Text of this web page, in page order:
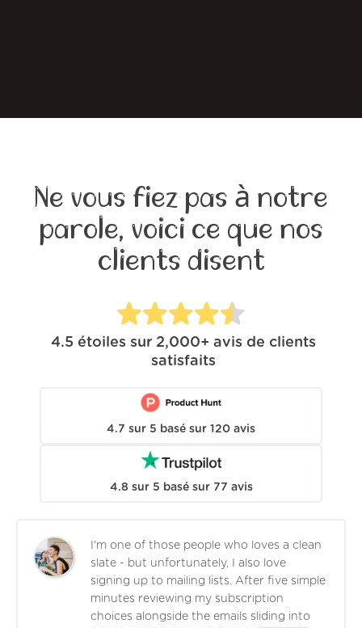
Ne vous fiez pas à notre
parole, voici ce que nos
clients disent
4.5 étoiles sur 2,000+ avis de clients
satisfaits
4.7 sur 5 basé sur 120 avis
4.8 sur 5 basé sur 77 avis
I'm one of those people who loves a clean
slate - but unfortunately, I also love
signing up to mailing lists. After five simple
minutes reviewing my subscription
choices alongside the emails sliding into